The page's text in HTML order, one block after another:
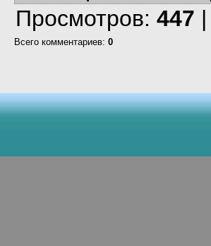
Просмотров: 447 |
Всего комментариев: 0